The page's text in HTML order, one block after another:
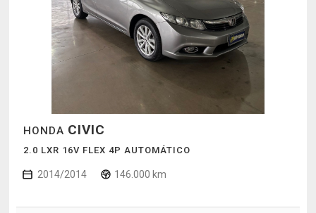
HONDA CIVIC
2.0 LXR 16V FLEX 4P AUTOMÁTICO
2014/2014 146.000 km